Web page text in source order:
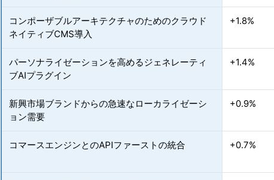
コンポーザブルアーキテクチャのためのクラウド
ネイティブCMS導入
+1.8%
パーソナライゼーションを高めるジェネレーティ
ブAIプラグイン
+1.4%
新興市場ブランドからの急速なローカライゼーシ
ョン需要
+0.9%
コマースエンジンとのAPIファーストの統合 +0.7%